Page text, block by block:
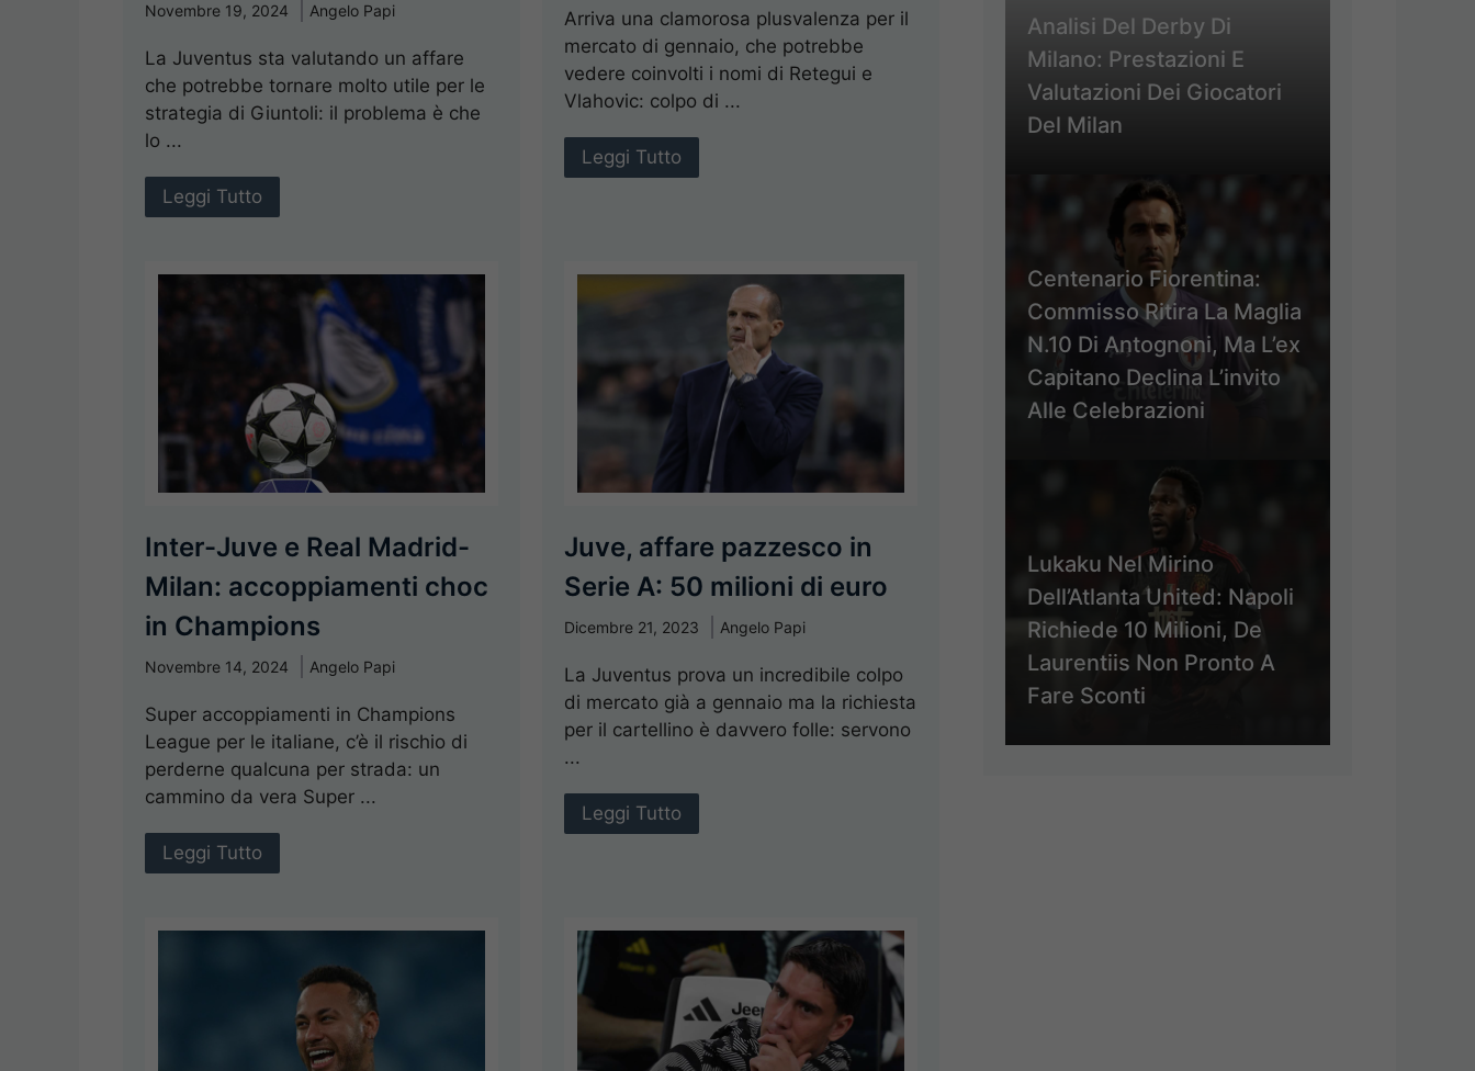
Novembre 19, 2024 Angelo Papi
La Juventus sta valutando un affare
che potrebbe tornare molto utile per le
strategia di Giuntoli: il problema è che
lo ...
Leggi Tutto
Arriva una clamorosa plusvalenza per il
mercato di gennaio, che potrebbe
vedere coinvolti i nomi di Retegui e
Vlahovic: colpo di ...
Leggi Tutto
Inter-Juve e Real Madrid-
Milan: accoppiamenti choc
in Champions
Novembre 14, 2024 Angelo Papi
Super accoppiamenti in Champions
League per le italiane, c’è il rischio di
perderne qualcuna per strada: un
cammino da vera Super ...
Leggi Tutto
Juve, affare pazzesco in
Serie A: 50 milioni di euro
Dicembre 21, 2023 Angelo Papi
La Juventus prova un incredibile colpo
di mercato già a gennaio ma la richiesta
per il cartellino è davvero folle: servono
...
Leggi Tutto
Analisi Del Derby Di
Milano: Prestazioni E
Valutazioni Dei Giocatori
Del Milan
Centenario Fiorentina:
Commisso Ritira La Maglia
N.10 Di Antognoni, Ma L’ex
Capitano Declina L’invito
Alle Celebrazioni
Lukaku Nel Mirino
Dell’Atlanta United: Napoli
Richiede 10 Milioni, De
Laurentiis Non Pronto A
Fare Sconti